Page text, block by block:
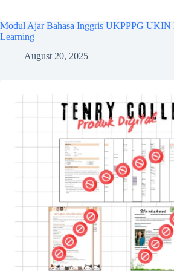
Modul Ajar Bahasa Inggris UKPPPG UKIN
Learning
August 20, 2025